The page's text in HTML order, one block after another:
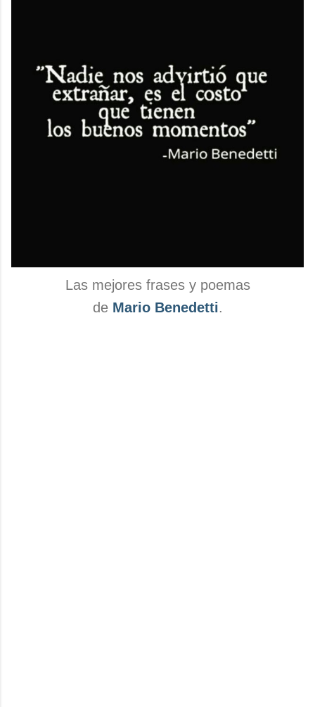
Las mejores frases y poemas
de Mario Benedetti.